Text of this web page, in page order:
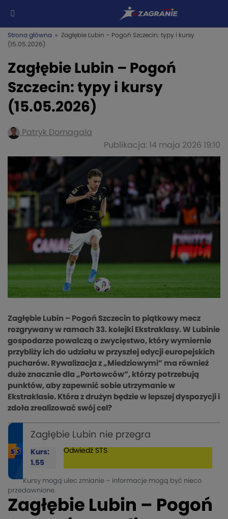
Strona główna » Zagłębie Lubin – Pogoń Szczecin: typy i kursy
(15.05.2026)
Zagłębie Lubin – Pogoń
Szczecin: typy i kursy
(15.05.2026)
Patryk Domagala
Publikacja: 14 maja 2026 19:10
Zagłębie Lubin – Pogoń Szczecin to piątkowy mecz
rozgrywany w ramach 33. kolejki Ekstraklasy. W Lubinie
gospodarze powalczą o zwycięstwo, który wymiernie
przybliży ich do udziału w przyszłej edycji europejskich
pucharów. Rywalizacja z „Miedziowymi” ma również
duże znacznie dla „Portowców”, którzy potrzebują
punktów, aby zapewnić sobie utrzymanie w
Ekstraklasie. Która z drużyn będzie w lepszej dyspozycji i
zdoła zrealizować swój cel?
Zagłębie Lubin nie przegra
Kurs:
1.55
Odwiedź STS
Kursy mogą ulec zmianie – informacje mogą być nieco
przedawnione.
Zagłębie Lubin – Pogoń